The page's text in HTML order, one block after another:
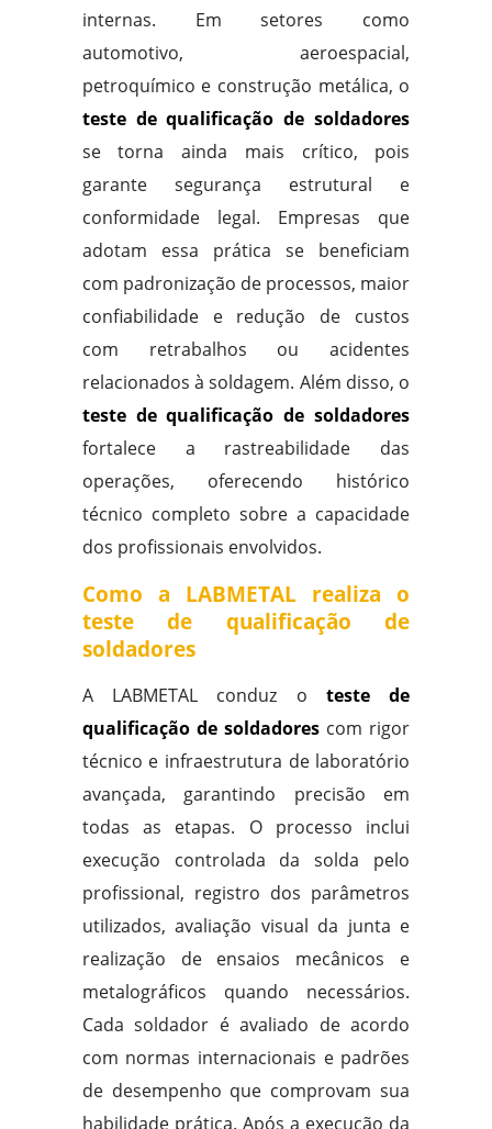
internas. Em setores como
automotivo, aeroespacial,
petroquímico e construção metálica, o
teste de qualificação de soldadores
se torna ainda mais crítico, pois
garante segurança estrutural e
conformidade legal. Empresas que
adotam essa prática se beneficiam
com padronização de processos, maior
confiabilidade e redução de custos
com retrabalhos ou acidentes
relacionados à soldagem. Além disso, o
teste de qualificação de soldadores
fortalece a rastreabilidade das
operações, oferecendo histórico
técnico completo sobre a capacidade
dos profissionais envolvidos.
Como a LABMETAL realiza o
teste de qualificação de
soldadores
A LABMETAL conduz o teste de
qualificação de soldadores com rigor
técnico e infraestrutura de laboratório
avançada, garantindo precisão em
todas as etapas. O processo inclui
execução controlada da solda pelo
profissional, registro dos parâmetros
utilizados, avaliação visual da junta e
realização de ensaios mecânicos e
metalográficos quando necessários.
Cada soldador é avaliado de acordo
com normas internacionais e padrões
de desempenho que comprovam sua
habilidade prática. Após a execução da